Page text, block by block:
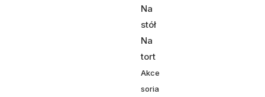
Na
stół
Na
tort
Akce
soria